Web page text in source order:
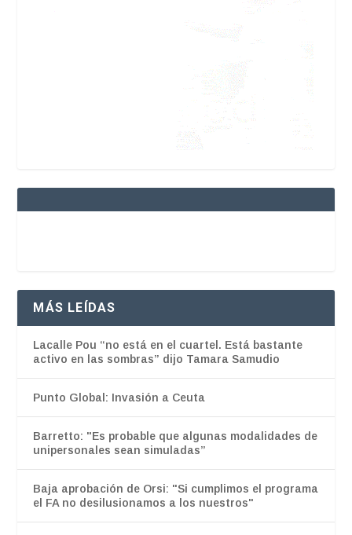
MÁS LEÍDAS
Lacalle Pou “no está en el cuartel. Está bastante
activo en las sombras” dijo Tamara Samudio
Punto Global: Invasión a Ceuta
Barretto: "Es probable que algunas modalidades de
unipersonales sean simuladas”
Baja aprobación de Orsi: "Si cumplimos el programa
el FA no desilusionamos a los nuestros"